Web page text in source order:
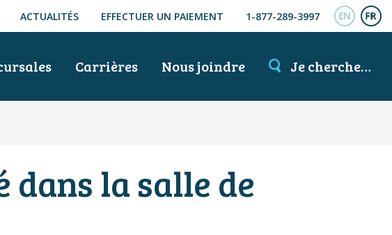
ACTUALITÉS EFFECTUER UN PAIEMENT 1-877-289-3997
Carrières Nous joindre Je cherche…
dans la salle de